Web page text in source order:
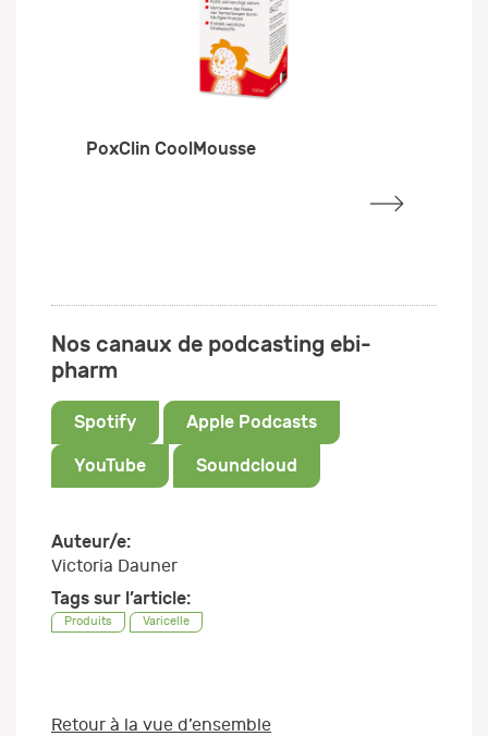
PoxClin CoolMousse
Nos canaux de podcasting ebi-
pharm
Spotify Apple Podcasts
YouTube Soundcloud
Auteur/e:
Victoria Dauner
Tags sur l’article:
Produits Varicelle
Retour à la vue d’ensemble